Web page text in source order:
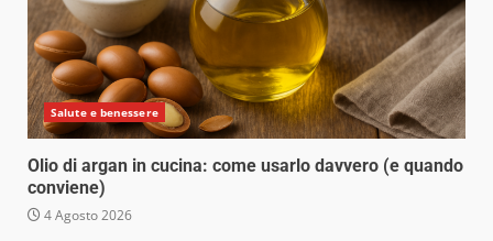
Salute e benessere
Olio di argan in cucina: come usarlo davvero (e quando
conviene)
4 Agosto 2026